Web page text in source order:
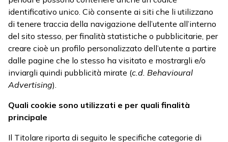
identificativo unico. Ciò consente ai siti che li utilizzano
di tenere traccia della navigazione dell’utente all’interno
del sito stesso, per finalità statistiche o pubblicitarie, per
creare cioè un profilo personalizzato dell’utente a partire
dalle pagine che lo stesso ha visitato e mostrargli e/o
inviargli quindi pubblicità mirate (c.d. Behavioural
Advertising).
Quali cookie sono utilizzati e per quali finalità
principale
Il Titolare riporta di seguito le specifiche categorie di